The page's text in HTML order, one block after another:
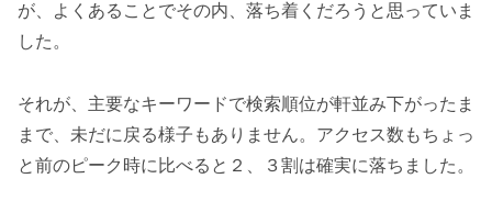
が、よくあることでその内、落ち着くだろうと思っていま
した。
それが、主要なキーワードで検索順位が軒並み下がったま
まで、未だに戻る様子もありません。アクセス数もちょっ
と前のピーク時に比べると２、３割は確実に落ちました。